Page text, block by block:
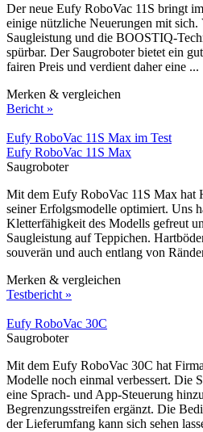
Der neue Eufy RoboVac 11S bringt
einige nützliche Neuerungen mit sich.
Saugleistung und die BOOSTIQ-
spürbar. Der Saugroboter bietet ein
fairen Preis und verdient daher eine ...
Merken & vergleichen
Bericht »
Eufy RoboVac 11S Max im Test
Eufy RoboVac 11S Max
Saugroboter
Mit dem Eufy RoboVac 11S Max hat
seiner Erfolgsmodelle optimiert. Uns
Kletterfähigkeit des Modells gefreut
Saugleistung auf Teppichen.
souverän und auch entlang von
Merken & vergleichen
Testbericht »
Eufy RoboVac 30C
Saugroboter
Mit dem Eufy RoboVac 30C hat
Modelle noch einmal verbessert. Die
eine Sprach- und App-Steuerung
Begrenzungsstreifen ergänzt. Die
der Lieferumfang kann sich sehen